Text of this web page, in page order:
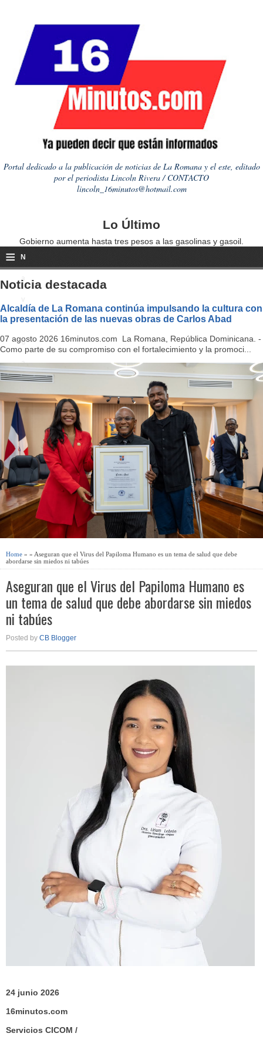
Portal dedicado a la publicación de noticias de La Romana y el este, editado
por el periodista Lincoln Rivera / CONTACTO
lincoln_16minutos@hotmail.com
Lo Último
Gobierno aumenta hasta tres pesos a las gasolinas y gasoil.
≡ N
a
i
g
a
ti
o
n
Noticia destacada
Alcaldía de La Romana continúa impulsando la cultura con
la presentación de las nuevas obras de Carlos Abad
07 agosto 2026 16minutos.com La Romana, República Dominicana. -
Como parte de su compromiso con el fortalecimiento y la promoci...
Home » » Aseguran que el Virus del Papiloma Humano es un tema de salud que debe
abordarse sin miedos ni tabúes
Aseguran que el Virus del Papiloma Humano es
un tema de salud que debe abordarse sin miedos
ni tabúes
Posted by CB Blogger
24 junio 2026
16minutos.com
Servicios CICOM /